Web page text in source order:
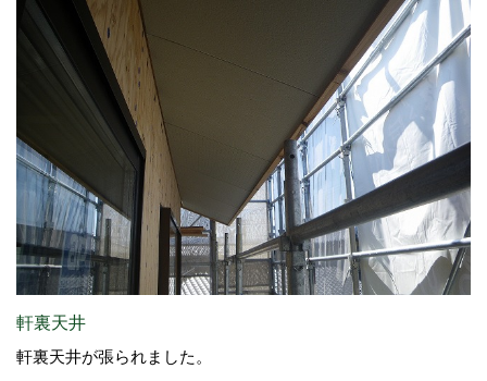
軒裏天井
軒裏天井が張られました。